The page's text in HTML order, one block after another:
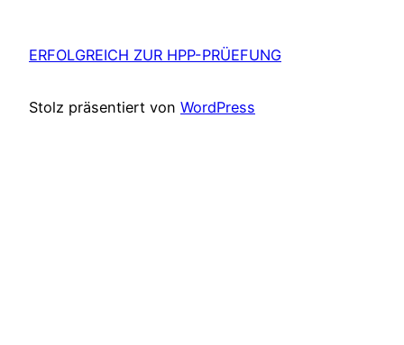
ERFOLGREICH ZUR HPP-PRÜEFUNG
Stolz präsentiert von WordPress